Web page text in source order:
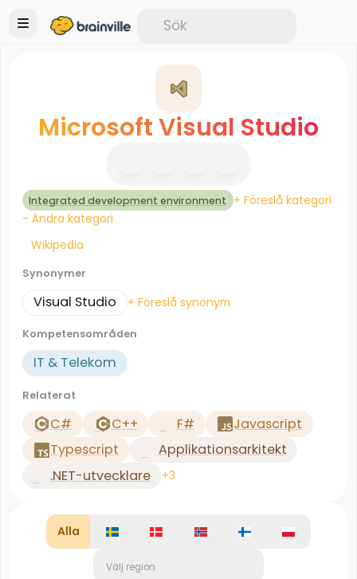
Microsoft Visual Studio
Integrated development environment + Föreslå kategori
- Ändra kategori
Wikipedia
Synonymer
Visual Studio + Föreslå synonym
Kompetensområden
IT & Telekom
Relaterat
C# C++ F#
Javascript
Typescript
Applikationsarkitekt
.NET-utvecklare
+3
Alla
Välj region